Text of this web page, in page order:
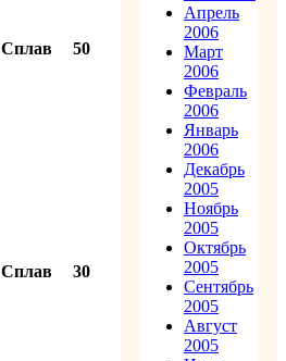
Сплав 50
Сплав 30
Апрель
2006
Март
2006
Февраль
2006
Январь
2006
Декабрь
2005
Ноябрь
2005
Октябрь
2005
Сентябрь
2005
Август
2005